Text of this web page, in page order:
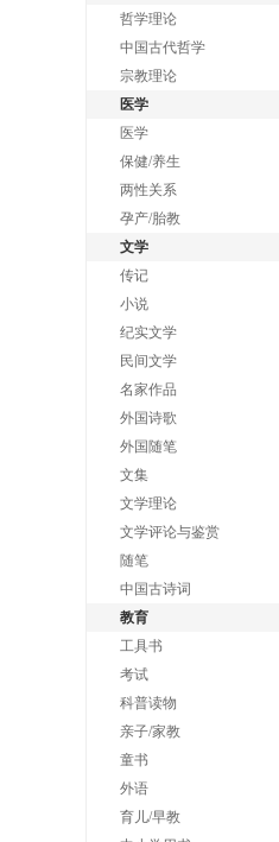
哲学理论
中国古代哲学
宗教理论
医学
医学
保健/养生
两性关系
孕产/胎教
文学
传记
小说
纪实文学
民间文学
名家作品
外国诗歌
外国随笔
文集
文学理论
文学评论与鉴赏
随笔
中国古诗词
教育
工具书
考试
科普读物
亲子/家教
童书
外语
育儿/早教